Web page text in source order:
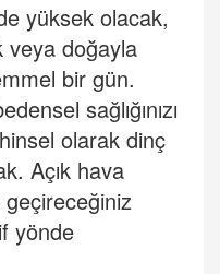
yüksek olacak,
veya doğayla
bir gün.
sağlığınızı
olarak dinç
Açık hava
yönde